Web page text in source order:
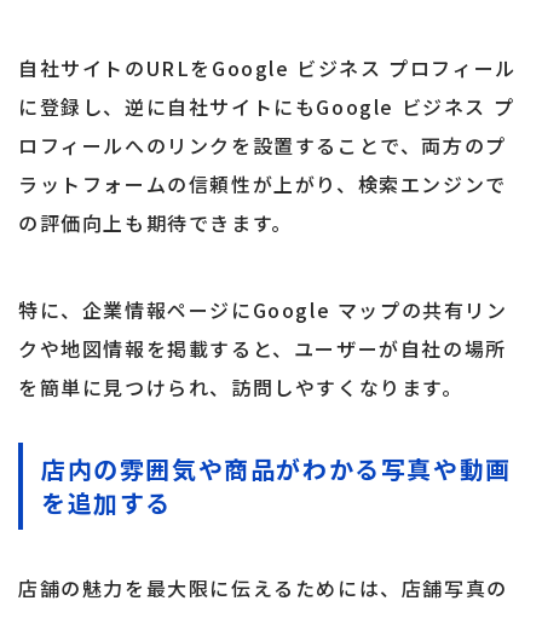
自社サイトのURLをGoogle ビジネス プロフィール
に登録し、逆に自社サイトにもGoogle ビジネス プ
ロフィールへのリンクを設置することで、両方のプ
ラットフォームの信頼性が上がり、検索エンジンで
の評価向上も期待できます。
特に、企業情報ページにGoogle マップの共有リン
クや地図情報を掲載すると、ユーザーが自社の場所
を簡単に見つけられ、訪問しやすくなります。
店内の雰囲気や商品がわかる写真や動画
を追加する
店舗の魅力を最大限に伝えるためには、店舗写真の